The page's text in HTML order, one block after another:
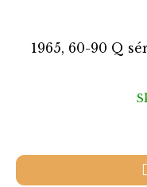
1965, 60-90 Q